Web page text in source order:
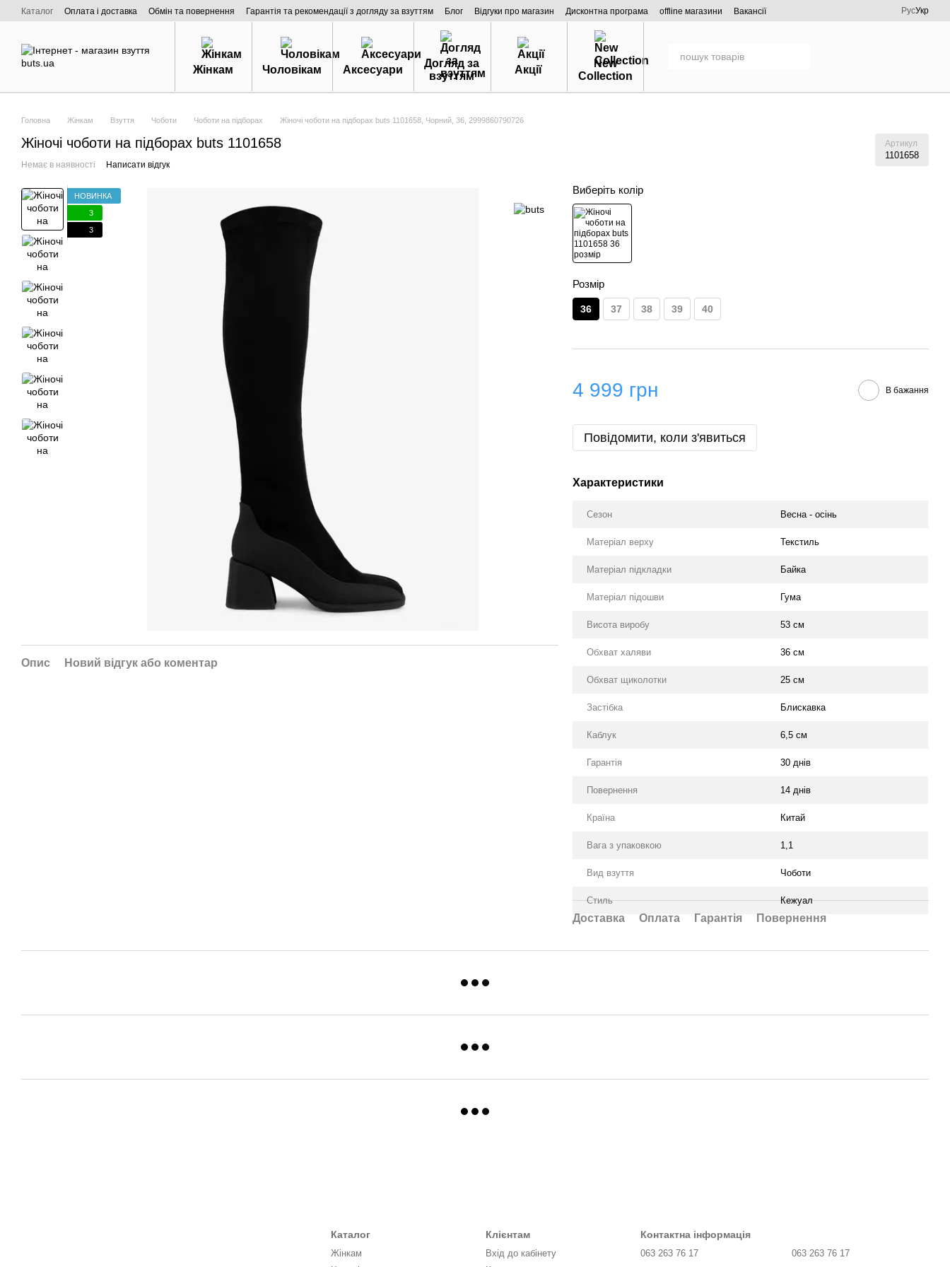
Перейти к основному контенту
Каталог Оплата і доставка Обмін та повернення Гарантія та рекомендації з догляду за взуттям Блог Відгуки про магазин Дисконтна програма offline магазини
Вакансії
Про нас
РусУкр
Жінкам Чоловікам Аксесуари
Догляд за
взуттям
Акції
New
Collection
Головна Жінкам Взуття Чоботи Чоботи на підборах Жіночі чоботи на підборах buts 1101658, Чорний, 36, 2999860790726
Жіночі чоботи на підборах buts 1101658 Артикул
1101658
Немає в наявності Написати відгук
НОВИНКА
3
3
Опис Новий відгук або коментар
Виберіть колір
Розмір
36 37 38 39 40
4 999 грн В бажання
Повідомити, коли з'явиться
Характеристики
Сезон Весна - осінь
Матеріал верху Текстиль
Матеріал підкладки Байка
Матеріал підошви Гума
Висота виробу 53 см
Обхват халяви 36 см
Обхват щиколотки 25 см
Застібка Блискавка
Каблук 6,5 см
Гарантія 30 днів
Повернення 14 днів
Країна Китай
Вага з упаковкою 1,1
Вид взуття Чоботи
Стиль Кежуал
Доставка Оплата Гарантія Повернення
Каталог
Жінкам
Клієнтам
Вхід до кабінету
Контактна інформація
063 263 76 17 063 263 76 17